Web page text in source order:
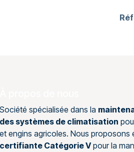
Société spécialisée dans la
des systèmes de climatisation
et engins agricoles. Nous proposons
certifiante Catégorie Vpour la